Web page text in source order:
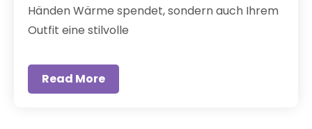
Händen Wärme spendet, sondern auch Ihrem
Outfit eine stilvolle
Read More